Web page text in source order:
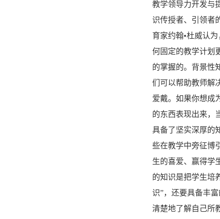
教学领导力开发与
识传授者、引领者
育家约翰•杜威认
何固定的教学计划
的掌握的。背景性
们可以帮助教师解
爱戴。如果你想成
的东西表现出来，
具备了坚实深厚的
些在教学中旁征博
生的喜爱、赢得学
的知识是把学生培
识”，还要具备丰
清楚地了解自己所